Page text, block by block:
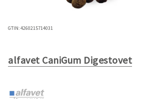
GTIN:4260215714031
alfavet CaniGum Digestovet